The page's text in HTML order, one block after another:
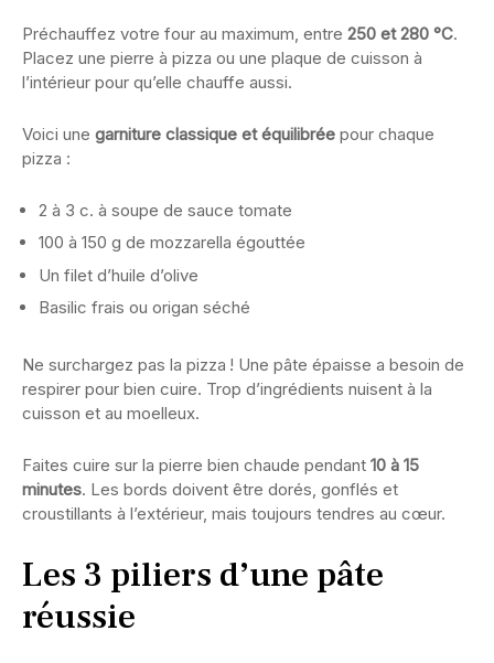
Préchauffez votre four au maximum, entre 250 et 280 °C.
Placez une pierre à pizza ou une plaque de cuisson à
l’intérieur pour qu’elle chauffe aussi.
Voici une garniture classique et équilibrée pour chaque
pizza :
2 à 3 c. à soupe de sauce tomate
100 à 150 g de mozzarella égouttée
Un filet d’huile d’olive
Basilic frais ou origan séché
Ne surchargez pas la pizza ! Une pâte épaisse a besoin de
respirer pour bien cuire. Trop d’ingrédients nuisent à la
cuisson et au moelleux.
Faites cuire sur la pierre bien chaude pendant 10 à 15
minutes. Les bords doivent être dorés, gonflés et
croustillants à l’extérieur, mais toujours tendres au cœur.
Les 3 piliers d’une pâte
réussie